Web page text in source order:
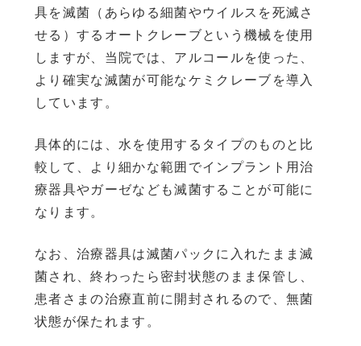
具を滅菌（あらゆる細菌やウイルスを死滅さ
せる）するオートクレーブという機械を使用
しますが、当院では、アルコールを使った、
より確実な滅菌が可能なケミクレーブを導入
しています。
具体的には、水を使用するタイプのものと比
較して、より細かな範囲でインプラント用治
療器具やガーゼなども滅菌することが可能に
なります。
なお、治療器具は滅菌パックに入れたまま滅
菌され、終わったら密封状態のまま保管し、
患者さまの治療直前に開封されるので、無菌
状態が保たれます。